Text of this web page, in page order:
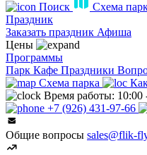
Поиск Схема
Праздник
Заказать праздник Афиша
Цены
Программы
Парк Кафе Праздники
Схема парка
Время работы: 10:00
+7 (926) 431-97-66
Общие вопросы sales@flik-